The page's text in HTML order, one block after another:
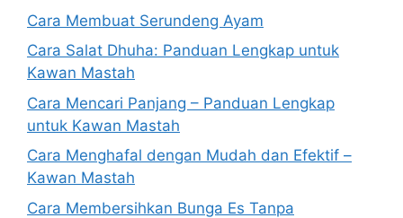
Cara Membuat Serundeng Ayam
Cara Salat Dhuha: Panduan Lengkap untuk
Kawan Mastah
Cara Mencari Panjang – Panduan Lengkap
untuk Kawan Mastah
Cara Menghafal dengan Mudah dan Efektif –
Kawan Mastah
Cara Membersihkan Bunga Es Tanpa